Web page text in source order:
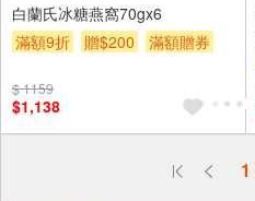
白蘭氏冰糖燕窩70gx6
滿額9折
贈$200 滿額贈券
$ 1159
$1,138
1
偏遠地區配送